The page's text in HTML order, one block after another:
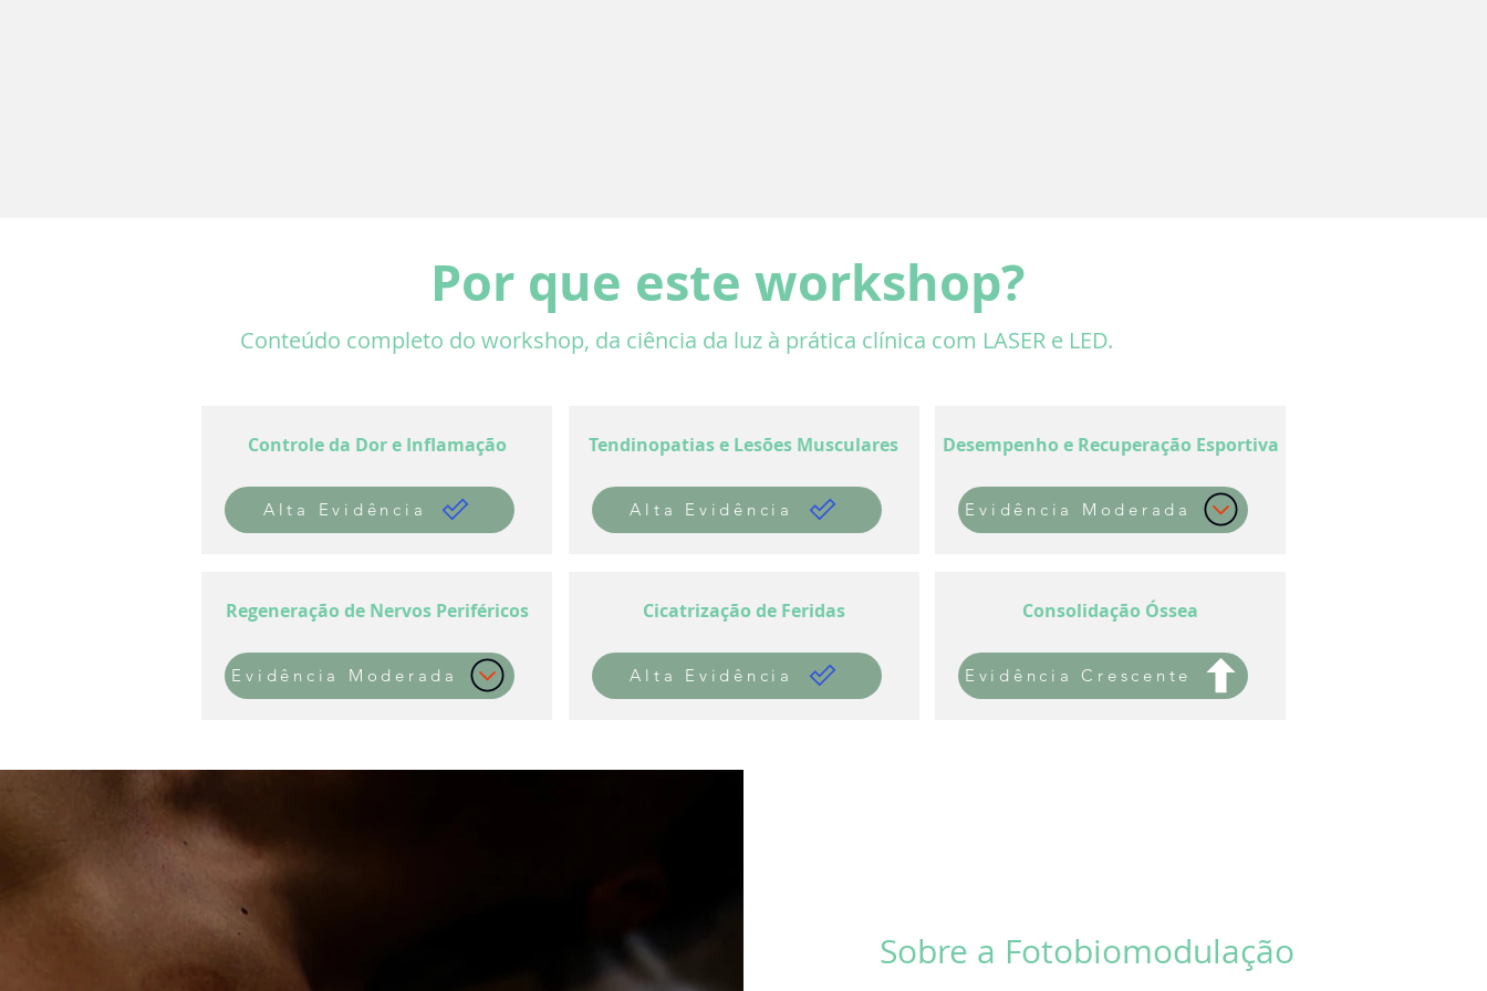
Por que este workshop?
Conteúdo completo do workshop, da ciência da luz à prática clínica com LASER e LED.
Controle da Dor e Inflamação
Alta Evidência
Regeneração de Nervos Periféricos
Evidência Moderada
Tendinopatias e Lesões Musculares
Alta Evidência
Cicatrização de Feridas
Alta Evidência
Desempenho e Recuperação Esportiva
Evidência Moderada
Consolidação Óssea
Evidência Crescente
Sobre a Fotobiomodulação